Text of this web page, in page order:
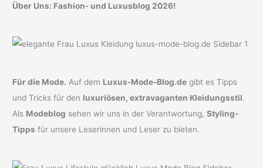
Über Uns: Fashion- und Luxusblog 2026!
Für die Mode. Auf dem Luxus-Mode-Blog.de gibt es Tipps
und Tricks für den luxuriösen, extravaganten Kleidungsstil.
Als Modeblog sehen wir uns in der Verantwortung,Styling-
Tipps für unsere Leserinnen und Leser zu bieten.